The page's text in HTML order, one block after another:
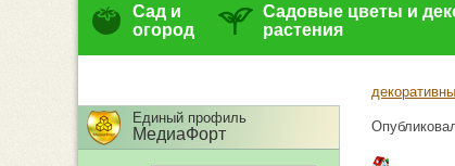
Сад и
огород
Садовые цветы и
растения
Единый профиль
МедиаФорт